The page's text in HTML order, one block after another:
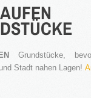
Grundstücke,
Stadt nahen Lagen!